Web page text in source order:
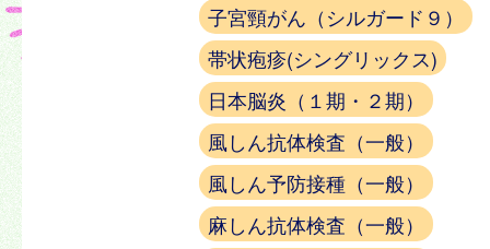
子宮頸がん（シルガード９）
帯状疱疹(シングリックス)
日本脳炎（１期・２期）
風しん抗体検査（一般）
風しん予防接種（一般）
麻しん抗体検査（一般）